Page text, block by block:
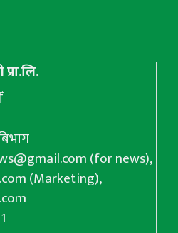
(for news),
(Marketing),